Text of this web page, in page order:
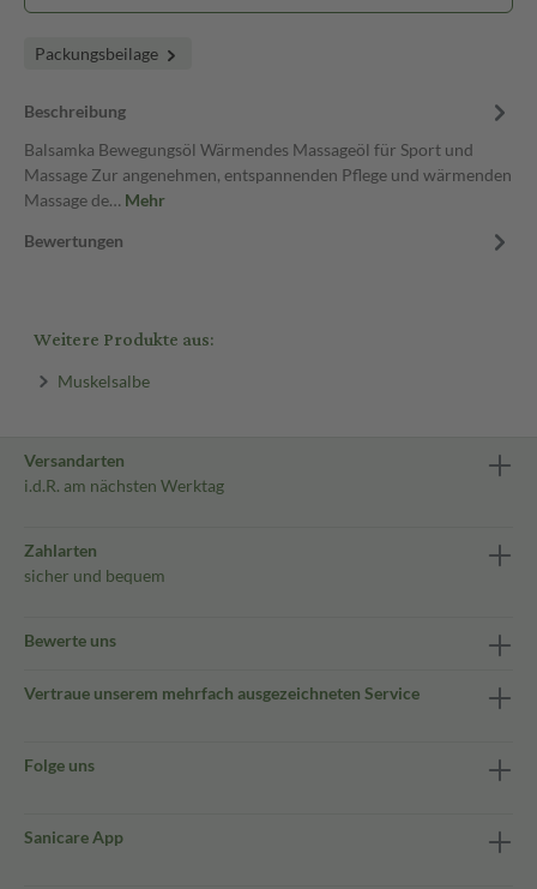
Packungsbeilage
Beschreibung
Balsamka Bewegungsöl Wärmendes Massageöl für Sport und
Massage Zur angenehmen, entspannenden Pflege und wärmenden
Massage de… Mehr
Bewertungen
Weitere Produkte aus:
Muskelsalbe
Versandarten
i.d.R. am nächsten Werktag
Zahlarten
sicher und bequem
Bewerte uns
Vertraue unserem mehrfach ausgezeichneten Service
Folge uns
Sanicare App